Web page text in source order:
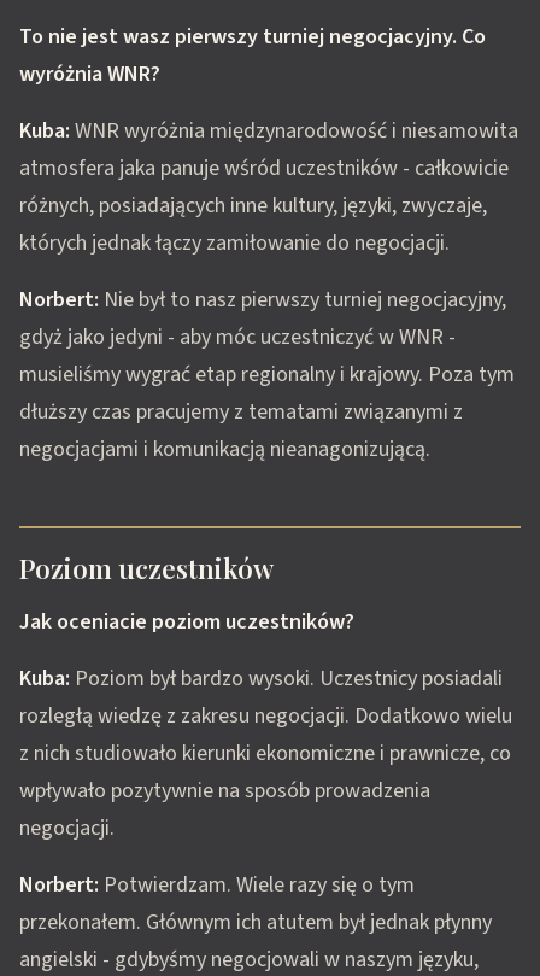
To nie jest wasz pierwszy turniej negocjacyjny. Co
wyróżnia WNR?
Kuba: WNR wyróżnia międzynarodowość i niesamowita
atmosfera jaka panuje wśród uczestników - całkowicie
różnych, posiadających inne kultury, języki, zwyczaje,
których jednak łączy zamiłowanie do negocjacji.
Norbert: Nie był to nasz pierwszy turniej negocjacyjny,
gdyż jako jedyni - aby móc uczestniczyć w WNR -
musieliśmy wygrać etap regionalny i krajowy. Poza tym
dłuższy czas pracujemy z tematami związanymi z
negocjacjami i komunikacją nieanagonizującą.
Poziom uczestników
Jak oceniacie poziom uczestników?
Kuba: Poziom był bardzo wysoki. Uczestnicy posiadali
rozległą wiedzę z zakresu negocjacji. Dodatkowo wielu
z nich studiowało kierunki ekonomiczne i prawnicze, co
wpływało pozytywnie na sposób prowadzenia
negocjacji.
Norbert: Potwierdzam. Wiele razy się o tym
przekonałem. Głównym ich atutem był jednak płynny
angielski - gdybyśmy negocjowali w naszym języku,